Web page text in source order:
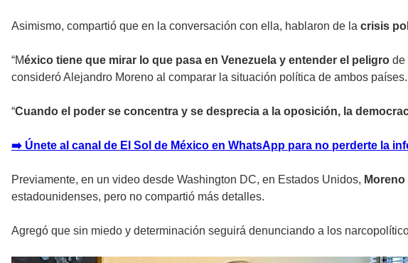
Asimismo, compartió que en la conversación con ella, hablaron de la crisis
“México tiene que mirar lo que pasa en Venezuela y entender el peligro de
consideró Alejandro Moreno al comparar la situación política de ambos países.
“Cuando el poder se concentra y se desprecia a la oposición, la
➡️ Únete al canal de El Sol de México en WhatsApp para no perderte la
Previamente, en un video desde Washington DC, en Estados Unidos,
estadounidenses, pero no compartió más detalles.
Agregó que sin miedo y determinación seguirá denunciando a los